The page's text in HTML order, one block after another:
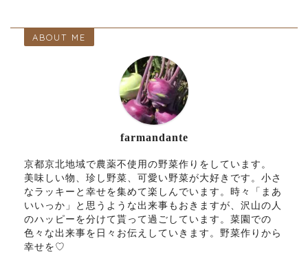
ABOUT ME
farmandante
京都京北地域で農薬不使用の野菜作りをしています。
美味しい物、珍し野菜、可愛い野菜が大好きです。小さ
なラッキーと幸せを集めて楽しんでいます。時々「まあ
いいっか」と思うような出来事もおきますが、沢山の人
のハッピーを分けて貰って過ごしています。菜園での
色々な出来事を日々お伝えしていきます。野菜作りから
幸せを♡